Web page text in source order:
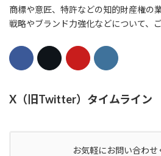
商標や意匠、特許などの知的財産権の
戦略やブランド力強化などについて、
X（旧Twitter）タイムライン
お気軽にお問い合わせ